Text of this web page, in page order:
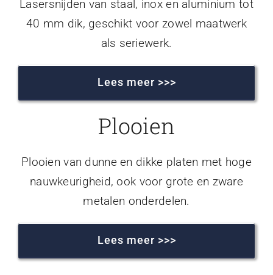
Lasersnijden van staal, inox en aluminium tot
40 mm dik, geschikt voor zowel maatwerk
als seriewerk.
Lees meer >>>
Plooien
Plooien van dunne en dikke platen met hoge
nauwkeurigheid, ook voor grote en zware
metalen onderdelen.
Lees meer >>>